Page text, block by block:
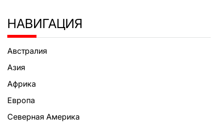
НАВИГАЦИЯ
Австралия
Азия
Африка
Европа
Северная Америка